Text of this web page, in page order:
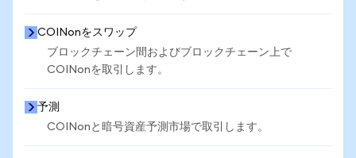
COINonをスワップ
ブロックチェーン間およびブロックチェーン上で
COINonを取引します。
予測
COINonと暗号資産予測市場で取引します。